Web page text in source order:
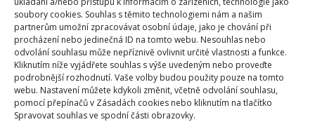
soubory cookies. Souhlas s těmito technologiemi nám a našim
partnerům umožní zpracovávat osobní údaje, jako je chování při
procházení nebo jedinečná ID na tomto webu. Nesouhlas nebo
odvolání souhlasu může nepříznivě ovlivnit určité vlastnosti a funkce.
Kliknutím níže vyjádřete souhlas s výše uvedeným nebo proveďte
podrobnější rozhodnutí. Vaše volby budou použity pouze na tomto
webu. Nastavení můžete kdykoli změnit, včetně odvolání souhlasu,
pomocí přepínačů v Zásadách cookies nebo kliknutím na tlačítko
Spravovat souhlas ve spodní části obrazovky.
bydlet blízko rodiny; je také inspirativním příkladem
toho, jak lze s malým rozpočtem akreativním
přístupem vytvořit kvalitní bydlení, jež může
zajišťovat všechny potřeby současného života. A
přitom je podpořena blízkost a soudržnost rodiny.
Na webu BydlímeÚtulně jsme nedávno psali i o